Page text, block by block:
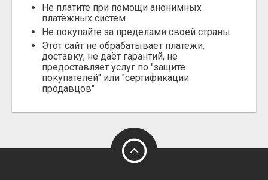
Не платите при помощи анонимных
платёжных систем
Не покупайте за пределами своей страны
Этот сайт не обрабатывает платежи,
доставку, не даёт гарантий, не
предоставляет услуг по "защите
покупателей" или "сертификации
продавцов"